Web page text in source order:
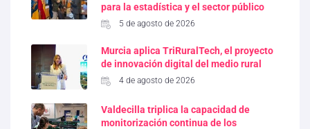
para la estadística y el sector público
5 de agosto de 2026
Murcia aplica TriRuralTech, el proyecto
de innovación digital del medio rural
4 de agosto de 2026
Valdecilla triplica la capacidad de
monitorización continua de los